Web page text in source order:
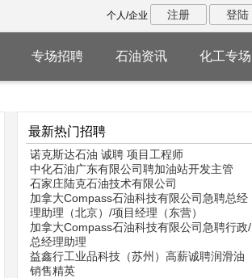
个人/企业 注册 登陆
专场招聘 石油资讯 化工专场
最新热门招聘
诺克斯达石油 诚聘 项目工程师
中化石油广东有限公司聘加油站开发主管
石家庄陆克石油技术有限公司
加拿大Compass石油科技有限公司急聘总经
理助理（北京）/项目经理（东营）
加拿大Compass石油科技有限公司急聘行政/
总经理助理
益鑫行工业品科技（苏州）高薪诚聘润滑油
销售精英